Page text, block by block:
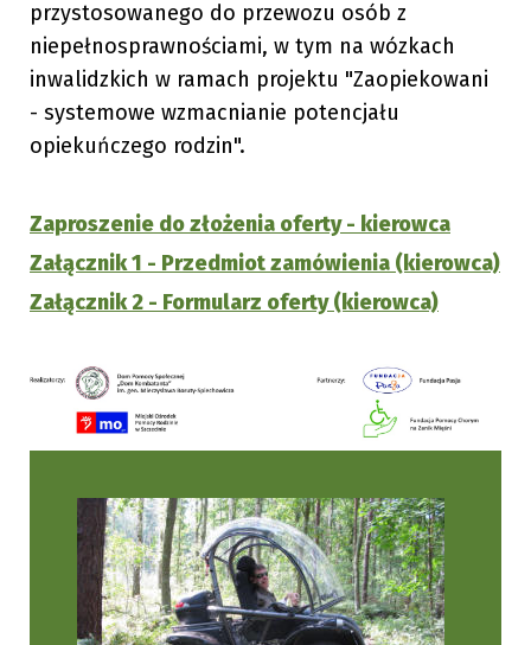
przystosowanego do przewozu osób z
niepełnosprawnościami, w tym na wózkach
inwalidzkich w ramach projektu "Zaopiekowani
- systemowe wzmacnianie potencjału
opiekuńczego rodzin".
Zaproszenie do złożenia oferty - kierowca
Załącznik 1 - Przedmiot zamówienia (kierowca)
Załącznik 2 - Formularz oferty (kierowca)